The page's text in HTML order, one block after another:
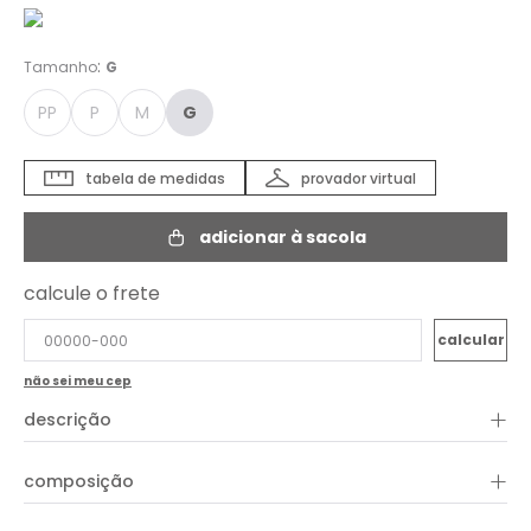
Tamanho: G
PP P M G
provador virtual
tabela de medidas
adicionar à sacola
calcule o frete
não sei meu cep
descrição +
trazer personalidade e frescor aos seus looks de verão.
Confeccionada em tecido leve e fluido, ela combina conforto e
composição +